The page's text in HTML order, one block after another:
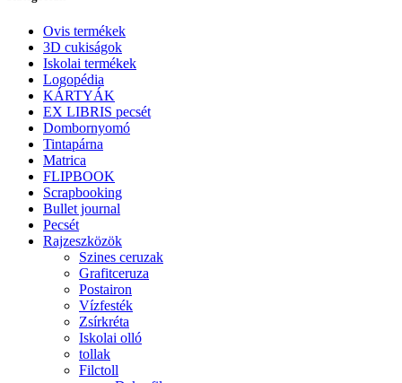
Ovis termékek
3D cukiságok
Iskolai termékek
Logopédia
KÁRTYÁK
EX LIBRIS pecsét
Dombornyomó
Tintapárna
Matrica
FLIPBOOK
Scrapbooking
Bullet journal
Pecsét
Rajzeszközök
Szines ceruzak
Grafitceruza
Postairon
Vízfesték
Zsírkréta
Iskolai olló
tollak
Filctoll